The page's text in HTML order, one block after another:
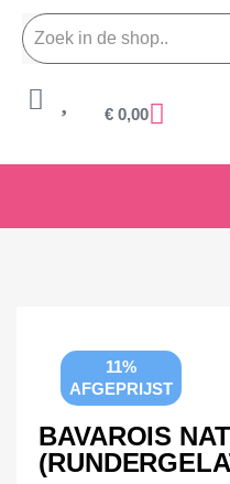
€ 0,00
11%
AFGEPRIJST
BAVAROIS